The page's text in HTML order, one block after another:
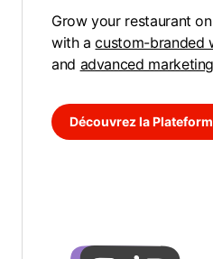
Grow your restaurant
with acustom-branded
and advanced
Découvrez la